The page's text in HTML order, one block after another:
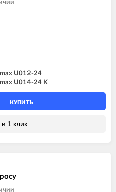
U012-24
U014-24 K
КУПИТЬ
1 клик